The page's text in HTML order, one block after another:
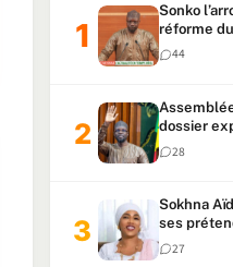
Sonko
réforme
candidature
44
dossier
du28
Sokhna
ses
jamais un
27